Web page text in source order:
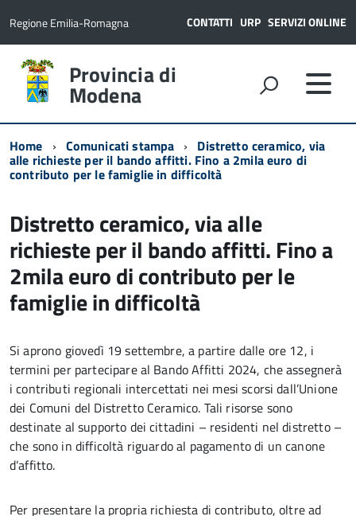
Regione Emilia-Romagna CONTATTI URP SERVIZI ONLINE
Provincia di
Modena
Home Comunicati stampa Distretto ceramico, via
alle richieste per il bando affitti. Fino a 2mila euro di
contributo per le famiglie in difficoltà
Distretto ceramico, via alle
richieste per il bando affitti. Fino a
2mila euro di contributo per le
famiglie in difficoltà
Si aprono giovedì 19 settembre, a partire dalle ore 12, i
termini per partecipare al Bando Affitti 2024, che assegnerà
i contributi regionali intercettati nei mesi scorsi dall’Unione
dei Comuni del Distretto Ceramico. Tali risorse sono
destinate al supporto dei cittadini – residenti nel distretto –
che sono in difficoltà riguardo al pagamento di un canone
d’affitto.
Per presentare la propria richiesta di contributo, oltre ad